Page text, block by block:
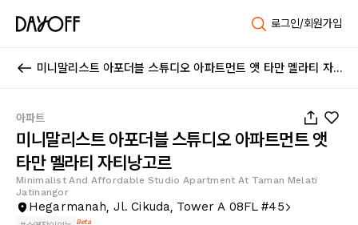
로그인/회원가입
미니말리스트 아포더블 스튜디오 아파트먼트 앳 타만 멜라티 자티낭고르
아파트
미니말리스트 아포더블 스튜디오 아파트먼트 앳
타만 멜라티 자티낭고르
Minimalist And Affordable Studio Apartment At Taman Melati
Jatinangor
Hegarmanah, Jl. Cikuda, Tower A 08FL #45
Beta